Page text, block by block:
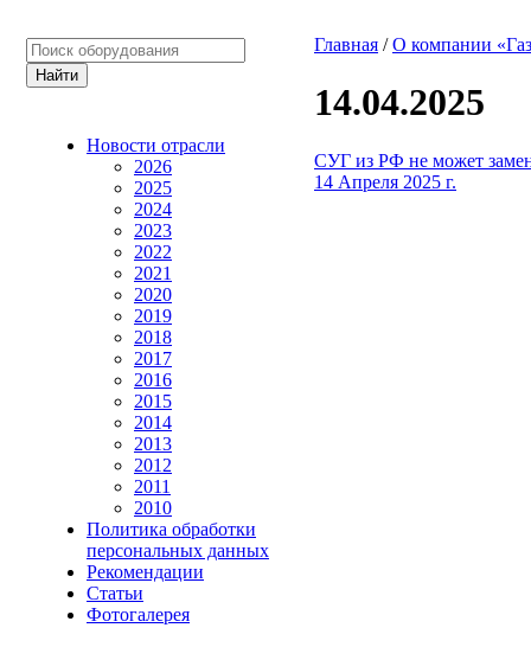
Новости отрасли
2026
2025
2024
2023
2022
2021
2020
2019
2018
2017
2016
2015
2014
2013
2012
2011
2010
Политика обработки
персональных данных
Рекомендации
Статьи
Фотогалерея
Главная /О компании
14.04.2025
СУГ из РФ не может
14 Апреля 2025 г.